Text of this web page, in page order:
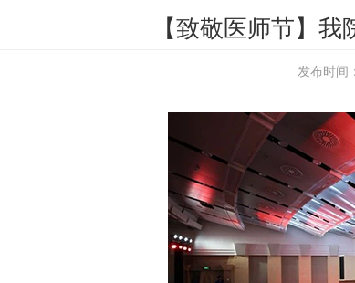
【致敬医师节】
发布时间